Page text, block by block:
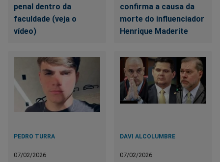
penal dentro da
faculdade (veja o
vídeo)
confirma a causa da
morte do influenciador
Henrique Maderite
PEDRO TURRA
07/02/2026
DAVI ALCOLUMBRE
07/02/2026